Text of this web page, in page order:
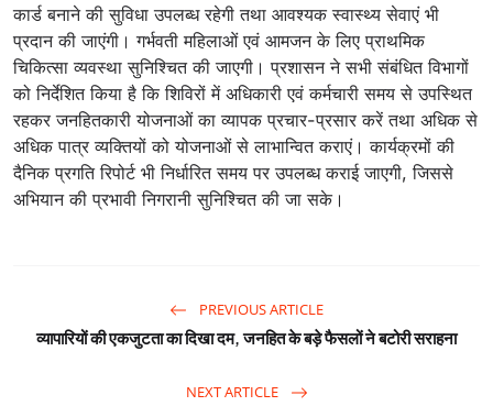
कार्ड बनाने की सुविधा उपलब्ध रहेगी तथा आवश्यक स्वास्थ्य सेवाएं भी
प्रदान की जाएंगी। गर्भवती महिलाओं एवं आमजन के लिए प्राथमिक
चिकित्सा व्यवस्था सुनिश्चित की जाएगी। प्रशासन ने सभी संबंधित विभागों
को निर्देशित किया है कि शिविरों में अधिकारी एवं कर्मचारी समय से उपस्थित
रहकर जनहितकारी योजनाओं का व्यापक प्रचार-प्रसार करें तथा अधिक से
अधिक पात्र व्यक्तियों को योजनाओं से लाभान्वित कराएं। कार्यक्रमों की
दैनिक प्रगति रिपोर्ट भी निर्धारित समय पर उपलब्ध कराई जाएगी, जिससे
अभियान की प्रभावी निगरानी सुनिश्चित की जा सके।
PREVIOUS ARTICLE
व्यापारियों की एकजुटता का दिखा दम, जनहित के बड़े फैसलों ने बटोरी सराहना
NEXT ARTICLE